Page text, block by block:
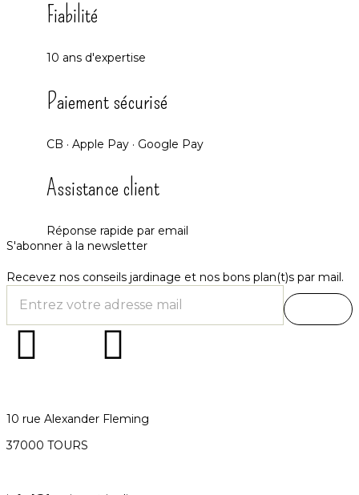
Fiabilité
10 ans d'expertise
Paiement sécurisé
CB · Apple Pay · Google Pay
Assistance client
Réponse rapide par email
S'abonner à la newsletter
Recevez nos conseils jardinage et nos bons plan(t)s par mail.
10 rue Alexander Fleming
37000 TOURS